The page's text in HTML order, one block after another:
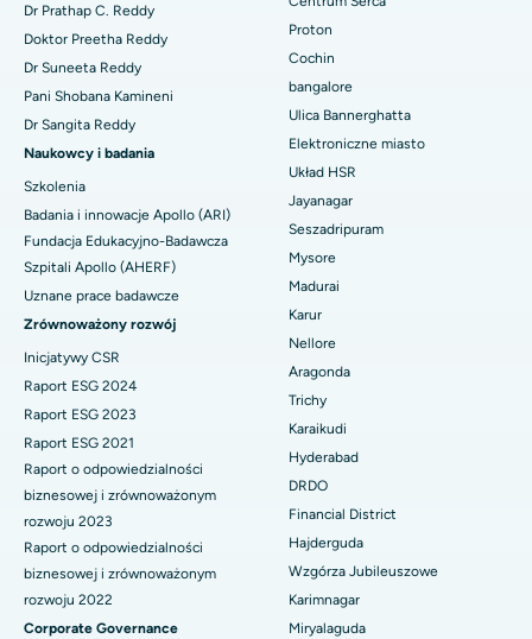
Znajdź diabetologa
Znajdź ginekologa
Znajdź lekarza ogólnego
Znajdź psychologa
Znajdź chirurga ogólnego
Najlepszy szpital w Karapakkam, Chennai
Najlepszy szpital w Arilova, Vizag
Najlepszy szpital przy Kanpur Road w Lucknow
Najlepszy szpital w sektorze 26, Noida
Najlepszy szpital w Gandhinagarze, Ahmedabad
Najlepszy szpital w Aragondzie, Andhra Pradesh
Najlepszy szpital przy Bannerghatta Road w Bangalore
Najlepszy szpital w oddziale 15 w Bhubaneswar
Najlepszy szpital przy Seepat Road w Bilaspur
Najlepszy szpital w Ellisbridge, Ahmedabad
Najlepszy szpital w Nowym Delhi
Najlepszy szpital w DRDO, Hajdarabad
Najlepszy szpital przy GS Road w Guwahati
Najlepszy szpital w Hajdarabadzie
Naprawa zastawki MitraClip
Minimalnie inwazyjna kardiochirurgia
Ablacja cewnika
Odwrócenie ramienia
Ablacja endometrium
Embolizacja tętnicy macicznej
Cystektomia jajnika
Operacja raka piersi
Brachyterapia
Kolonoskopia
Polipektomia
Głęboka stymulacja mózgu
Dr Prathap C. Reddy
Doktor Preetha Reddy
Dr Suneeta Reddy
Pani Shobana Kamineni
Dr Sangita Reddy
Naukowcy i badania
Szkolenia
Badania i innowacje Apollo (ARI)
Fundacja Edukacyjno-Badawcza
Szpitali Apollo (AHERF)
Uznane prace badawcze
Zrównoważony rozwój
Inicjatywy CSR
Raport ESG 2024
Raport ESG 2023
Raport ESG 2021
Raport o odpowiedzialności
biznesowej i zrównoważonym
rozwoju 2023
Raport o odpowiedzialności
biznesowej i zrównoważonym
rozwoju 2022
Corporate Governance
Proton
Cochin
bangalore
Ulica Bannerghatta
Elektroniczne miasto
Układ HSR
Jayanagar
Seszadripuram
Mysore
Madurai
Karur
Nellore
Aragonda
Trichy
Karaikudi
Hyderabad
DRDO
Financial District
Hajderguda
Wzgórza Jubileuszowe
Karimnagar
Miryalaguda